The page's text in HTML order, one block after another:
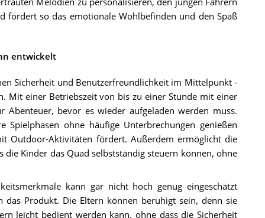
fördert so das emotionale Wohlbefinden und den Spaß
entwickelt
Sicherheit und Benutzerfreundlichkeit im Mittelpunkt -
Mit einer Betriebszeit von bis zu einer Stunde mit einer
bevor es wieder aufgeladen werden muss.
Spielphasen ohne häufige Unterbrechungen genießen
Outdoor-Aktivitäten fördert. Außerdem ermöglicht die
Kinder das Quad selbstständig steuern können, ohne
kann gar nicht hoch genug eingeschätzt
Produkt. Die Eltern können beruhigt sein, denn sie
leicht bedient werden kann, ohne dass die Sicherheit